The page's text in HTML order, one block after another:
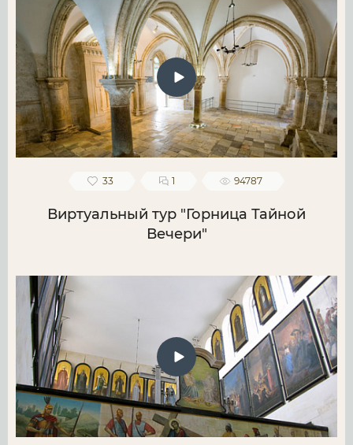
33 1 94787
Виртуальный тур "Горница Тайной
Вечери"